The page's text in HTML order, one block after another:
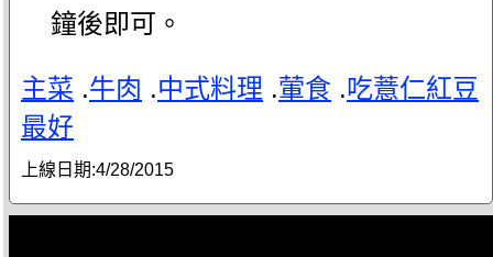
鐘後即可。
主菜 .牛肉 .中式料理 .葷食 .吃薏仁紅豆
最好
上線日期:4/28/2015